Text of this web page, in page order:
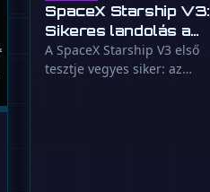
SpaceX Starship V3:
Sikeres landolás a
hordozó tüzes vége
után
A SpaceX Starship V3 első
tesztje vegyes siker: az